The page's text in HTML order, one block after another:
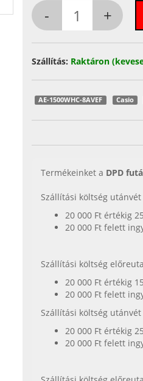
Szállítás: Raktáron
AE-1500WHC-8AVEF Casio
Termékeinket a DPD
Szállítási költség
20 000 Ft értékig
20 000 Ft felett
Szállítási költség
20 000 Ft értékig
20 000 Ft felett
Szállítási költség
20 000 Ft értékig
20 000 Ft felett